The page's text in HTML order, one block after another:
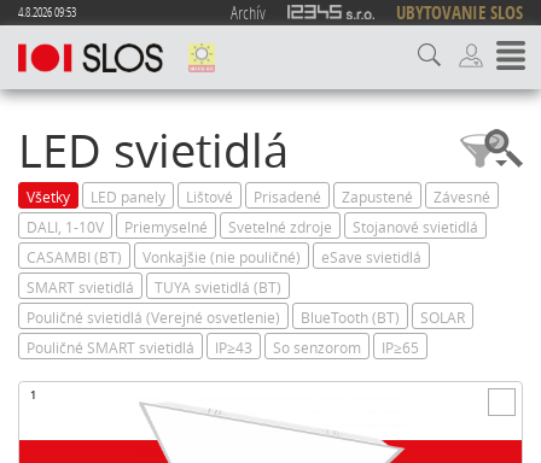
4.8.2026 09:53 Archív UBYTOVANIE SLOS
LED svietidlá
Všetky LED panely Lištové Prisadené Zapustené
Závesné
DALI, 1-10V
Priemyselné Svetelné zdroje
Stojanové svietidlá
CASAMBI (BT)
Vonkajšie (nie pouličné)
eSave svietidlá
SMART svietidlá
TUYA svietidlá (BT)
Pouličné svietidlá (Verejné osvetlenie)
BlueTooth (BT)
SOLAR
Pouličné SMART svietidlá
IP≥43 So senzorom IP≥65
1